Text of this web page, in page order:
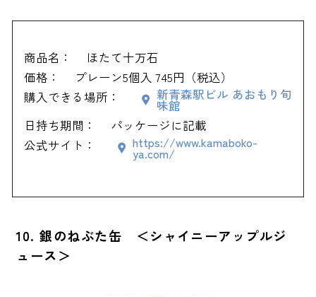
商品名：
ほたて十万石
価格：
プレーン5個入 745円（税込）
購入できる場所：
新青森駅ビル あおもり旬
味館
日持ち期間：
パッケージに記載
公式サイト：
https://www.kamaboko-
ya.com/
10. 銀のねぶた缶 ＜シャイニーアップルジ
ュース＞